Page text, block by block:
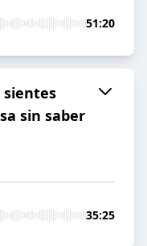
51:20
sientes
sin saber
35:25